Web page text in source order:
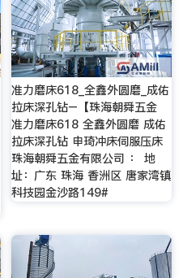
准力磨床618_全鑫外圆磨_成佑
拉床深孔钻–【珠海朝舜五金
准力磨床618 全鑫外圆磨 成佑
拉床深孔钻 申琦冲床伺服压床
珠海朝舜五金有限公司 ： 地
址：广东 珠海 香洲区 唐家湾镇
科技园金沙路149#